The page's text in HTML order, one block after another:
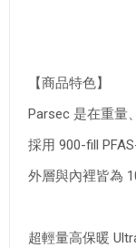
【商品特色】
Parsec 是在重量
採用 900-fill
外層與內裡皆為
超輕量高保暖